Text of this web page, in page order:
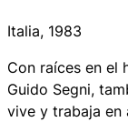
Italia, 1983
Con raíces en el
Guido Segni,
vive y trabaja en